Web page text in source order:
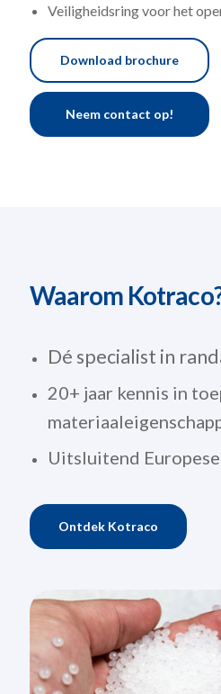
Veiligheidsring voor het
Download brochure
Neem contact op!
Waarom
Dé specialist in
20+ jaar kennis in
Uitsluitend
Ontdek Kotraco